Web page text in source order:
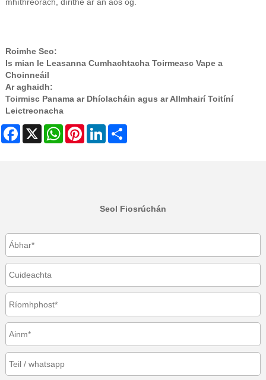
Roimhe Seo:
Is mian le Leasanna Cumhachtacha Toirmeasc Vape a
Choinneáil
Ar aghaidh:
Toirmisc Panama ar Dhíolacháin agus ar Allmhairí Toitíní
Leictreonacha
Facebook WhatsAppPinterestLinkedIn
Seol Fiosrúchán